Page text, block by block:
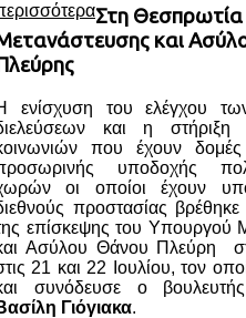
Στη Θεσπρωτία
και
ενίσχυση του ελέγχου
και η στήριξη
που έχουν δομές
υποδοχής
οι οποίοι έχουν
προστασίας βρέθηκε
επίσκεψης του Υπουργού
Ασύλου Θάνου Πλεύρη
21 και 22 Ιουλίου, τον
συνόδευσε ο
Γιόγιακα.